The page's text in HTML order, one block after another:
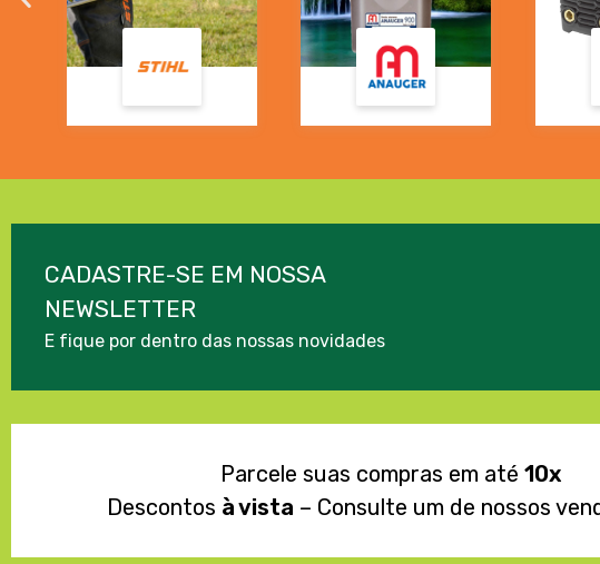
CADASTRE-SE EM NOSSA
NEWSLETTER
E fique por dentro das nossas novidades
Parcele suas compras em até 10x
Descontos à vista – Consulte um de nossos